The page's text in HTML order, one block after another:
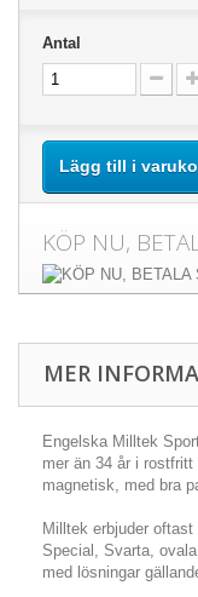
Antal
Lägg till i
KÖP NU,
MER
Engelska Milltek
mer än 34 år i
magnetisk, med bra
Milltek erbjuder
Special, Svarta,
med lösningar